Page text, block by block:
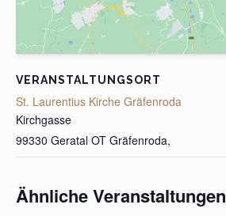
VERANSTALTUNGSORT
St. Laurentius Kirche Gräfenroda
Kirchgasse
99330 Geratal OT Gräfenroda,
Ähnliche Veranstaltungen